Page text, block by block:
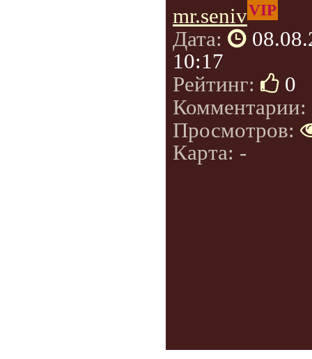
mr.senivVIP
Дата:
10:17
Рейтинг:
0
Комментарии:
Просмотров:
Карта: -